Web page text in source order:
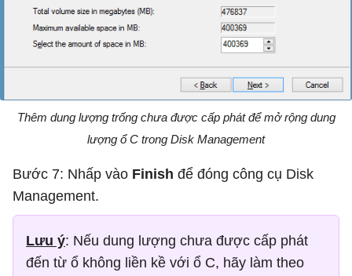
Thêm dung lượng trống chưa được cấp phát để mở rộng dung
lượng ổ C trong Disk Management
Bước 7: Nhấp vào Finish để đóng công cụ Disk
Management.
Lưu ý: Nếu dung lượng chưa được cấp phát
đến từ ổ không liền kề với ổ C, hãy làm theo